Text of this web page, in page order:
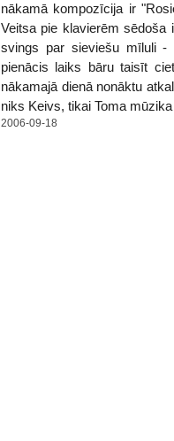
nākamā kompozīcija ir
Veitsa pie klavierēm
svings par sieviešu mīluli -
pienācis laiks bāru taisīt
nākamajā dienā nonāktu
niks Keivs, tikai Toma
2006-09-18